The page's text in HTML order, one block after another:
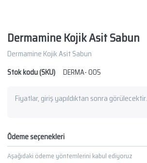
Dermamine Kojik Asit Sabun
Dermamine Kojik Asit Sabun
Stok kodu (SKU)
DERMA- 005
Fiyatlar, giriş yapıldıktan sonra görülecektir.
Ödeme seçenekleri
Aşağıdaki ödeme yöntemlerini kabul ediyoruz